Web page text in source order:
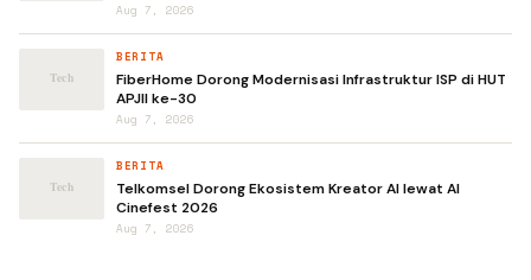
Aug 7, 2026
BERITA
FiberHome Dorong Modernisasi Infrastruktur ISP di HUT
APJII ke-30
Aug 7, 2026
BERITA
Telkomsel Dorong Ekosistem Kreator AI lewat AI
Cinefest 2026
Aug 7, 2026